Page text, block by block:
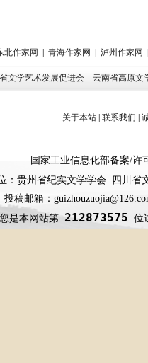
北作家网 | 青海作家网 | 泸州作家网
文学艺术发展促进会 云南省高原文
关于本站| 联系我们 |
国家工业信息化部备案/许
：贵州省纪实文学学会 四川
投稿邮箱：
您是本网站第212873575